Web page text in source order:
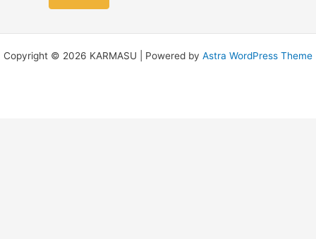
Copyright © 2026 KARMASU | Powered by Astra WordPress Theme